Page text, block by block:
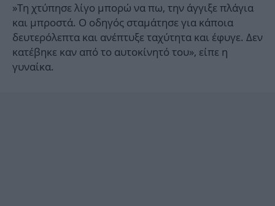
»Τη χτύπησε λίγο μπορώ να πω, την άγγιξε πλάγια
και μπροστά. Ο οδηγός σταμάτησε για κάποια
δευτερόλεπτα και ανέπτυξε ταχύτητα και έφυγε. Δεν
κατέβηκε καν από το αυτοκίνητό του», είπε η
γυναίκα.